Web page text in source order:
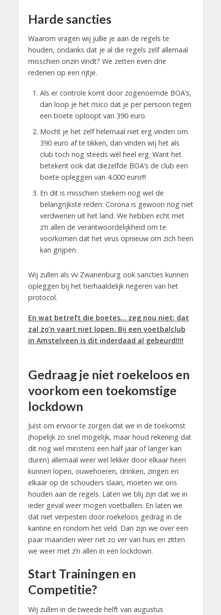
Harde sancties
Waarom vragen wij jullie je aan de regels te
houden, ondanks dat je al die regels zelf allemaal
misschien onzin vindt? We zetten even drie
redenen op een rijtje.
Als er controle komt door zogenoemde BOA’s,
dan loop je het risico dat je per persoon tegen
een boete oploopt van 390 euro.
Mocht je het zelf helemaal niet erg vinden om
390 euro af te tikken, dan vinden wij het als
club toch nog steeds wél heel erg. Want het
betekent ook dat diezelfde BOA’s de club een
boete opleggen van 4.000 euro!!!
En dit is misschien stiekem nog wel de
belangrijkste reden: Corona is gewoon nog niet
verdwenen uit het land. We hebben echt met
z’n allen de verantwoordelijkheid om te
voorkomen dat het virus opnieuw om zich heen
kan grijpen.
Wij zullen als vv Zwanenburg ook sancties kunnen
opleggen bij het herhaaldelijk negeren van het
protocol.
En wat betreft die boetes… zeg nou niet: dat
zal zo’n vaart niet lopen. Bij een voetbalclub
in Amstelveen is dit inderdaad al gebeurd!!!!
Gedraag je niet roekeloos en
voorkom een toekomstige
lockdown
Juist om ervoor te zorgen dat we in de toekomst
(hopelijk zo snel mogelijk, maar houd rekening dat
dit nog wel minstens een half jaar of langer kan
duren) allemaal weer wel lekker door elkaar heen
kunnen lopen, ouwehoeren, drinken, zingen en
elkaar op de schouders slaan, moeten we ons
houden aan de regels. Laten we blij zijn dat we in
ieder geval weer mogen voetballen. En laten we
dat niet verpesten door roekeloos gedrag in de
kantine en rondom het veld. Dan zijn we over een
paar maanden weer net zo ver van huis en zitten
we weer met z’n allen in een lockdown.
Start Trainingen en
Competitie?
Wij zullen in de tweede helft van augustus